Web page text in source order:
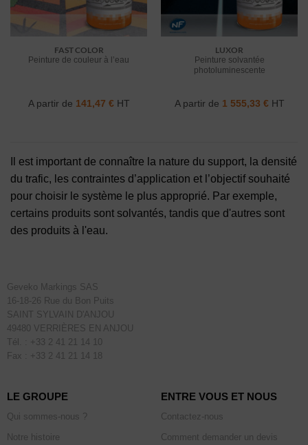
FAST COLOR
Peinture de couleur à l’eau
A partir de 141,47 €HT
LUXOR
Peinture solvantée
photoluminescente
A partir de 1 555,33 €HT
Il est important de connaître la nature du support, la densité
du trafic, les contraintes d’application et l’objectif souhaité
pour choisir le système le plus approprié. Par exemple,
certains produits sont solvantés, tandis que d'autres sont
des produits à l'eau.
Geveko Markings SAS
16-18-26 Rue du Bon Puits
SAINT SYLVAIN D'ANJOU
49480 VERRIÈRES EN ANJOU
Tél. : +33 2 41 21 14 10
Fax : +33 2 41 21 14 18
LE GROUPE
Qui sommes-nous ?
Notre histoire
ENTRE VOUS ET NOUS
Contactez-nous
Comment demander un devis